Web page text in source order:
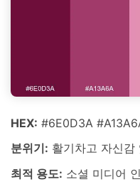
HEX: #6E0D3A
분위기: 활기차고 자신감
최적 용도: 소셜 미디어